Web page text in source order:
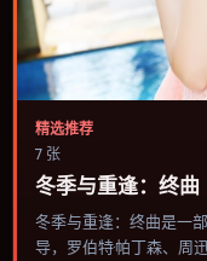
精选推荐
7 张
冬季与重逢：终曲
冬季与重逢：终曲是一
导，罗伯特·帕丁森、周